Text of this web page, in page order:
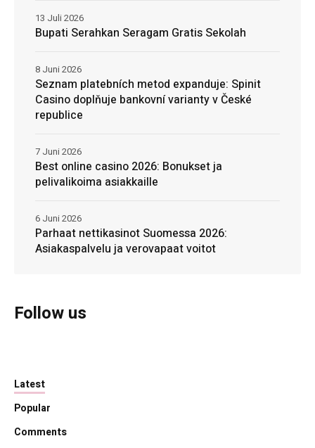
Bupati Serahkan Seragam Gratis Sekolah
13 Juli 2026
Seznam platebních metod expanduje: Spinit
Casino doplňuje bankovní varianty v České
republice
8 Juni 2026
Best online casino 2026: Bonukset ja
pelivalikoima asiakkaille
7 Juni 2026
Parhaat nettikasinot Suomessa 2026:
Asiakaspalvelu ja verovapaat voitot
6 Juni 2026
Follow us
Latest
Popular
Comments